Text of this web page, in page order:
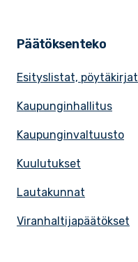
Päätöksenteko
Esityslistat, pöytäkirjat
Kaupunginhallitus
Kaupunginvaltuusto
Kuulutukset
Lautakunnat
Viranhaltijapäätökset